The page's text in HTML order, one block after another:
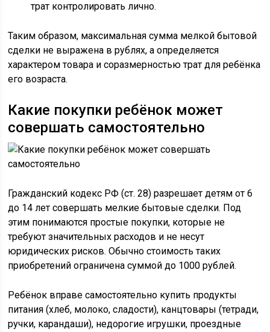
трат контролировать лично.
Таким образом, максимальная сумма мелкой бытовой
сделки не выражена в рублях, а определяется
характером товара и соразмерностью трат для ребёнка
его возраста.
Какие покупки ребёнок может
совершать самостоятельно
Гражданский кодекс РФ (ст. 28) разрешает детям от 6
до 14 лет совершать мелкие бытовые сделки. Под
этим понимаются простые покупки, которые не
требуют значительных расходов и не несут
юридических рисков. Обычно стоимость таких
приобретений ограничена суммой до 1000 рублей.
Ребёнок вправе самостоятельно купить продукты
питания (хлеб, молоко, сладости), канцтовары (тетради,
ручки, карандаши), недорогие игрушки, проездные